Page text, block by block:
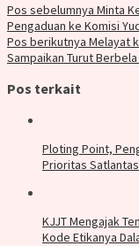
Pos sebelumnya Minta
Pengaduan ke Komisi
Pos berikutnya Melayat
Sampaikan Turut
Pos terkait
Ploting Point,
Prioritas Satlantas
KJJT Mengajak
Kode Etikanya